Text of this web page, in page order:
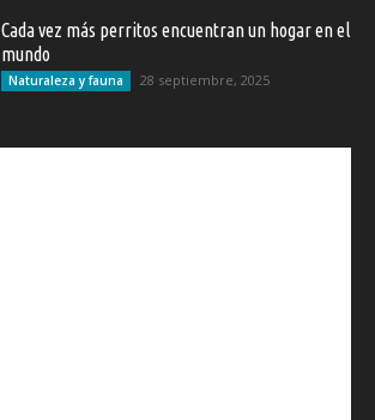
Cada vez más perritos encuentran un hogar en el
mundo
Naturaleza y fauna 28 septiembre, 2025